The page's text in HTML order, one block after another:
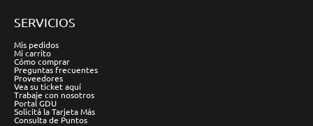
SERVICIOS
Mis pedidos
Mi carrito
Cómo comprar
Preguntas frecuentes
Proveedores
Vea su ticket aquí
Trabaje con nosotros
Portal GDU
Solicitá la Tarjeta Más
Consulta de Puntos